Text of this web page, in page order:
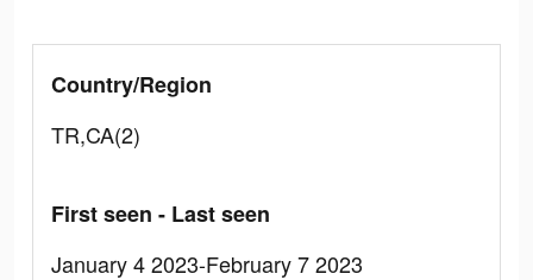
Country/Region
TR,CA(2)
First seen - Last seen
January 4 2023-February 7 2023